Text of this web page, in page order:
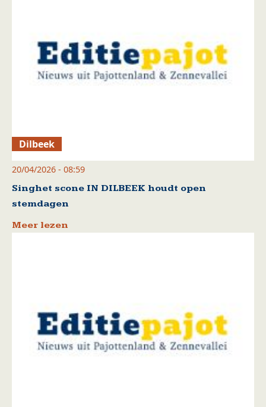
Dilbeek
20/04/2026 - 08:59
Singhet scone IN DILBEEK houdt open
stemdagen
Meer lezen